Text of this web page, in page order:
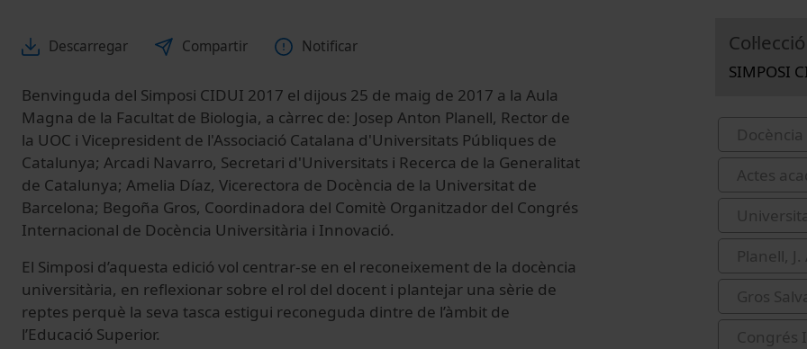
Descarregar Compartir Notificar
Benvinguda del Simposi CIDUI 2017 el dijous 25 de maig de 2017 a la Aula
Magna de la Facultat de Biologia, a càrrec de: Josep Anton Planell, Rector de
la UOC i Vicepresident de l'Associació Catalana d'Universitats Públiques de
Catalunya; Arcadi Navarro, Secretari d'Universitats i Recerca de la Generalitat
de Catalunya; Amelia Díaz, Vicerectora de Docència de la Universitat de
Barcelona; Begoña Gros, Coordinadora del Comitè Organitzador del Congrés
Internacional de Docència Universitària i Innovació.
El Simposi d’aquesta edició vol centrar-se en el reconeixement de la docència
universitària, en reflexionar sobre el rol del docent i plantejar una sèrie de
reptes perquè la seva tasca estigui reconeguda dintre de l’àmbit de
l’Educació Superior.
Col·lecció
SIMPOSI
Docència
Actes
Planell,
Gros
Congrés